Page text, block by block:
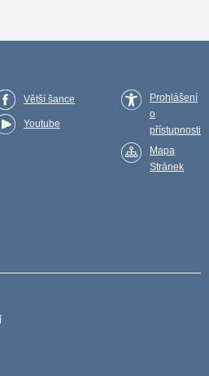
Větší šance
Youtube
Prohlášení
o
přístupnosti
Mapa
Stránek